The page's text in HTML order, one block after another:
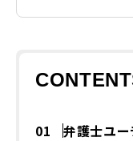
弁護士ユ